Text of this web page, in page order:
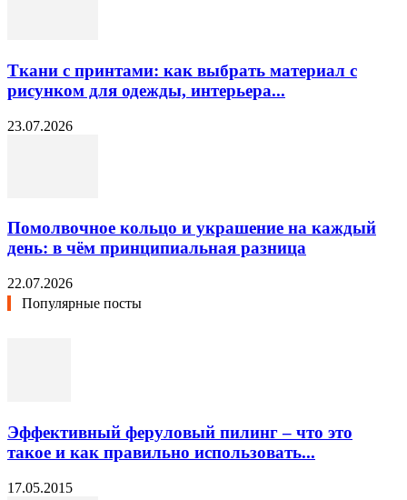
Ткани с принтами: как выбрать материал с
рисунком для одежды, интерьера...
23.07.2026
Помолвочное кольцо и украшение на каждый
день: в чём принципиальная разница
22.07.2026
Популярные посты
Эффективный феруловый пилинг – что это
такое и как правильно использовать...
17.05.2015